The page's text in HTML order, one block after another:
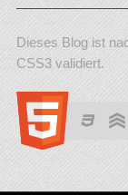
Dieses Blog ist
CSS3 validiert.